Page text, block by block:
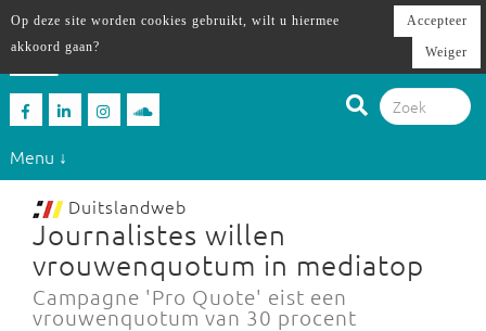
Menu ↓
Duitslandweb
Journalistes willen
vrouwenquotum in mediatop
Campagne 'Pro Quote' eist een
vrouwenquotum van 30 procent
Op deze site worden cookies gebruikt, wilt u hiermee
akkoord gaan?
Accepteer
Weiger